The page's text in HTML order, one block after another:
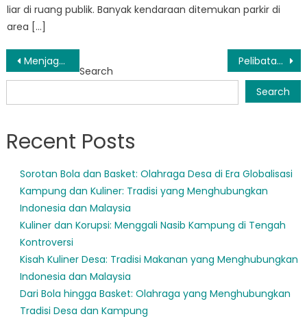
liar di ruang publik. Banyak kendaraan ditemukan parkir di
area […]
Post
navigation
Menjaga Keamanan Masyarakat: Peran Satpol PP Kabupaten Sigi Pelibatan Masyarakat: Cara Satpol PP Sulteng Sigi Bekerja Sama dengan Warga untuk Meningkatkan Keselamatan
Search
Search
Recent Posts
Sorotan Bola dan Basket: Olahraga Desa di Era Globalisasi
Kampung dan Kuliner: Tradisi yang Menghubungkan
Indonesia dan Malaysia
Kuliner dan Korupsi: Menggali Nasib Kampung di Tengah
Kontroversi
Kisah Kuliner Desa: Tradisi Makanan yang Menghubungkan
Indonesia dan Malaysia
Dari Bola hingga Basket: Olahraga yang Menghubungkan
Tradisi Desa dan Kampung